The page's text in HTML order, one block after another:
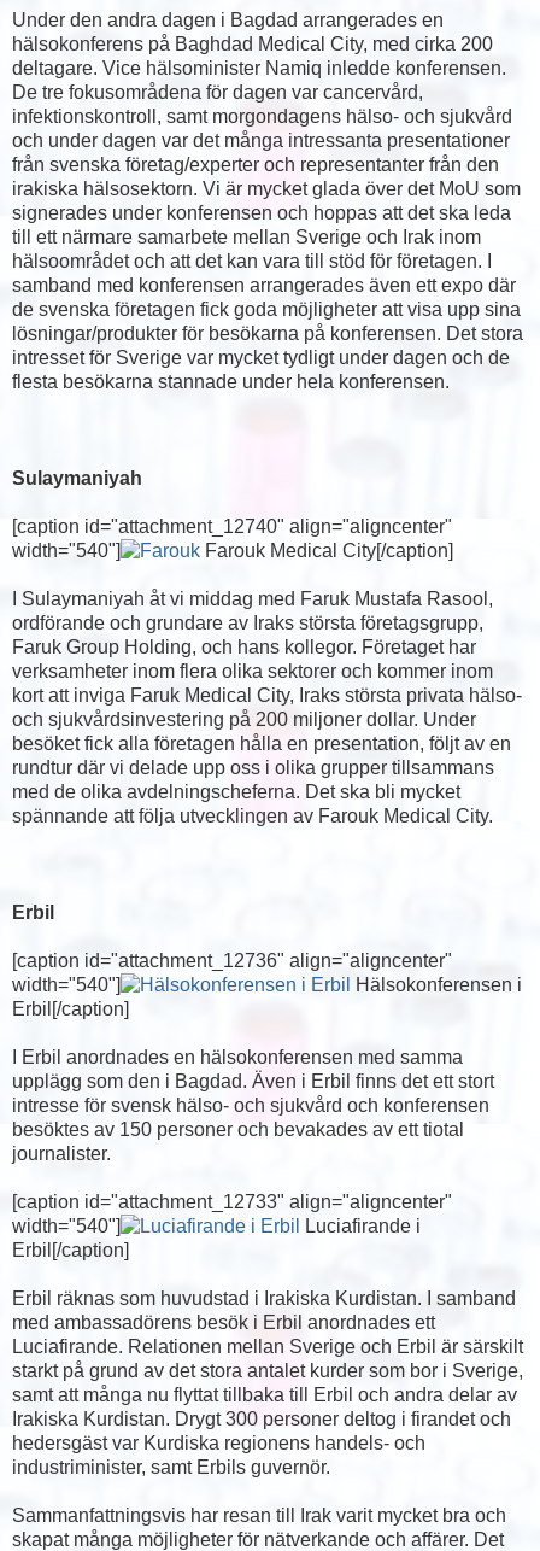
Under den andra dagen i Bagdad arrangerades en
hälsokonferens på Baghdad Medical City, med cirka 200
deltagare. Vice hälsominister Namiq inledde konferensen.
De tre fokusområdena för dagen var cancervård,
infektionskontroll, samt morgondagens hälso- och sjukvård
och under dagen var det många intressanta presentationer
från svenska företag/experter och representanter från den
irakiska hälsosektorn. Vi är mycket glada över det MoU som
signerades under konferensen och hoppas att det ska leda
till ett närmare samarbete mellan Sverige och Irak inom
hälsoområdet och att det kan vara till stöd för företagen. I
samband med konferensen arrangerades även ett expo där
de svenska företagen fick goda möjligheter att visa upp sina
lösningar/produkter för besökarna på konferensen. Det stora
intresset för Sverige var mycket tydligt under dagen och de
flesta besökarna stannade under hela konferensen.
Sulaymaniyah
[caption id="attachment_12740" align="aligncenter"
width="540"]
Farouk Medical City[/caption]
I Sulaymaniyah åt vi middag med Faruk Mustafa Rasool,
ordförande och grundare av Iraks största företagsgrupp,
Faruk Group Holding, och hans kollegor. Företaget har
verksamheter inom flera olika sektorer och kommer inom
kort att inviga Faruk Medical City, Iraks största privata hälso-
och sjukvårdsinvestering på 200 miljoner dollar. Under
besöket fick alla företagen hålla en presentation, följt av en
rundtur där vi delade upp oss i olika grupper tillsammans
med de olika avdelningscheferna. Det ska bli mycket
spännande att följa utvecklingen av Farouk Medical City.
Erbil
[caption id="attachment_12736" align="aligncenter"
width="540"]
Hälsokonferensen i
Erbil[/caption]
I Erbil anordnades en hälsokonferensen med samma
upplägg som den i Bagdad. Även i Erbil finns det ett stort
intresse för svensk hälso- och sjukvård och konferensen
besöktes av 150 personer och bevakades av ett tiotal
journalister.
[caption id="attachment_12733" align="aligncenter"
width="540"]
Luciafirande i
Erbil[/caption]
Erbil räknas som huvudstad i Irakiska Kurdistan. I samband
med ambassadörens besök i Erbil anordnades ett
Luciafirande. Relationen mellan Sverige och Erbil är särskilt
starkt på grund av det stora antalet kurder som bor i Sverige,
samt att många nu flyttat tillbaka till Erbil och andra delar av
Irakiska Kurdistan. Drygt 300 personer deltog i firandet och
hedersgäst var Kurdiska regionens handels- och
industriminister, samt Erbils guvernör.
Sammanfattningsvis har resan till Irak varit mycket bra och
skapat många möjligheter för nätverkande och affärer. Det